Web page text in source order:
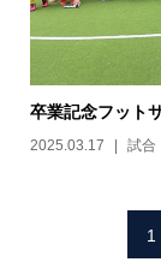
卒業記念フット
2025.03.17 試合
1